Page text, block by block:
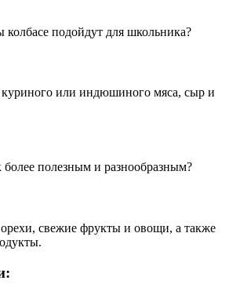
колбасе подойдут для школьника?
куриного или индюшиного мяса, сыр и
более полезным и разнообразным?
свежие фрукты и овощи, а также